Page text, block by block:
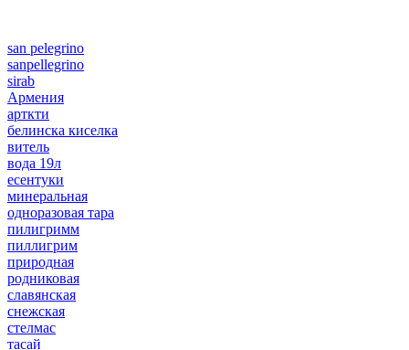
san pelegrino
sanpellegrino
sirab
Армения
арткти
белинска киселка
витель
вода 19л
есентуки
минеральная
одноразовая тара
пилигримм
пиллигрим
природная
родниковая
славянская
снежская
стелмас
тасай